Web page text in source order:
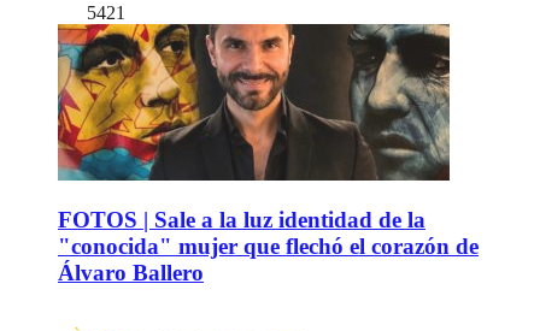
5421
FOTOS | Sale a la luz identidad de la
"conocida" mujer que flechó el corazón de
Álvaro Ballero